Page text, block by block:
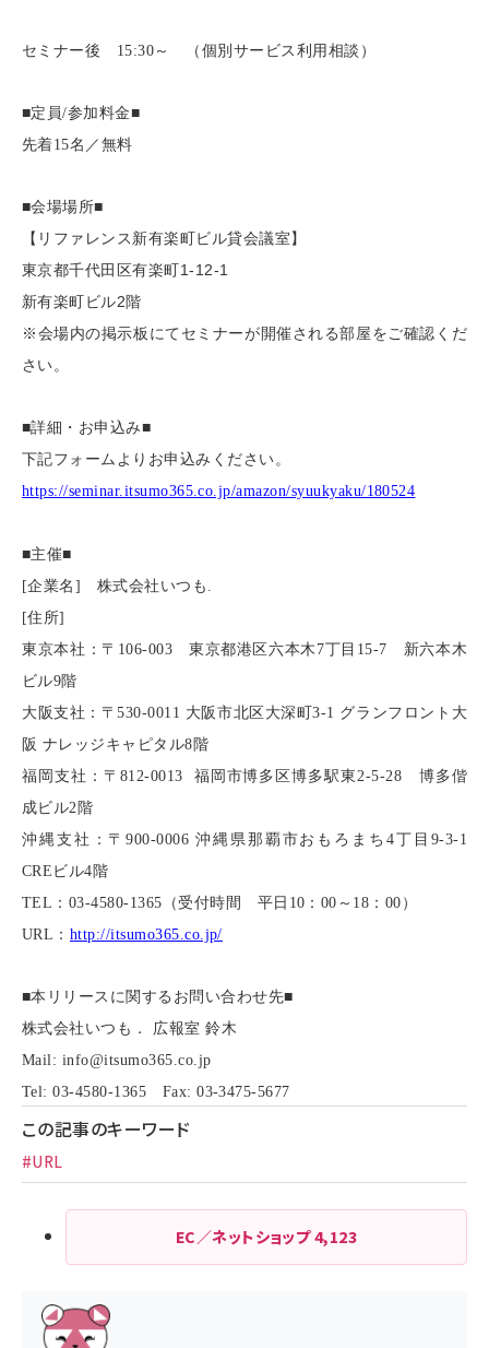
セミナー後 15:30～ （個別サービス利用相談）
■定員/参加料金■
先着15名／無料
■会場場所■
【リファレンス新有楽町ビル貸会議室】
東京都千代田区有楽町 1-12-1
新有楽町ビル2 階
※会場内の掲示板にてセミナーが開催される部屋をご確認くだ
さい。
■詳細・お申込み■
下記フォームよりお申込みください。
https://seminar.itsumo365.co.jp/amazon/syuukyaku/180524
■主催■
[企業名] 株式会社いつも.
[住所]
東京本社：〒106-003 東京都港区六本木7丁目15-7 新六本木
ビル9階
大阪支社：〒530-0011 大阪市北区大深町3-1 グランフロント大
阪 ナレッジキャピタル8階
福岡支社：〒812-0013 福岡市博多区博多駅東2-5-28 博多偕
成ビル2階
沖縄支社：〒900-0006 沖縄県那覇市おもろまち4丁目9-3-1
CREビル4階
TEL ：03-4580-1365（受付時間 平日10：00～18：00）
URL ： http://itsumo365.co.jp/
■本リリースに関するお問い合わせ先■
株式会社いつも． 広報室 鈴木
Mail: info@itsumo365.co.jp
Tel: 03-4580-1365 Fax: 03-3475-5677
この記事のキーワード
#URL
EC／ネットショップ4,123